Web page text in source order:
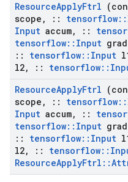
ResourceApplyFtrl
scope , :: tensorflow::
Input accum, ::
tensorflow:: Input grad
::
tensorflow:: Input
l2, :: tensorflow::
ResourceApplyFtrl
scope , :: tensorflow::
Input accum, ::
tensorflow:: Input grad
::
tensorflow:: Input
l2, :: tensorflow::
ResourceApplyFtrl ::